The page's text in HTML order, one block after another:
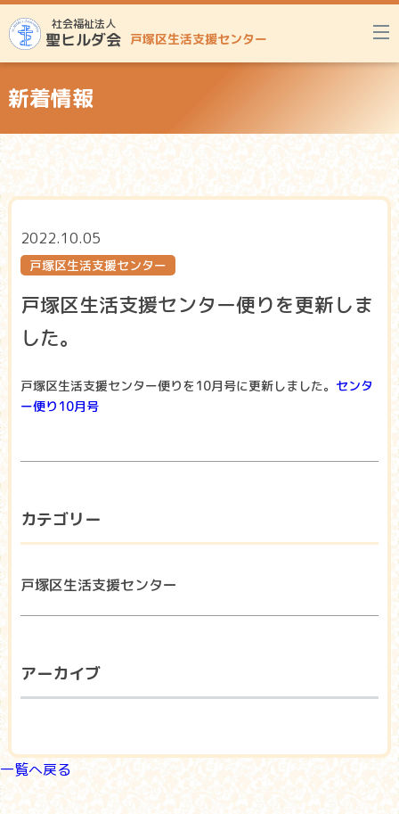
社会福祉法人
聖ヒルダ会 戸塚区生活支援センター
新着情報
2022.10.05
戸塚区生活支援センター
戸塚区生活支援センター便りを更新しま
した。
戸塚区生活支援センター便りを10月号に更新しました。 センタ
ー便り10月号
カテゴリー
戸塚区生活支援センター
アーカイブ
一覧へ戻る